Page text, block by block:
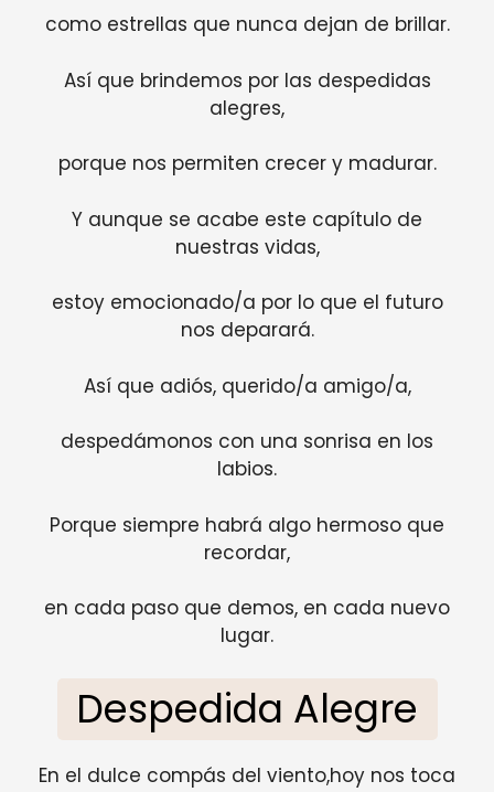
como estrellas que nunca dejan de brillar.
Así que brindemos por las despedidas
alegres,
porque nos permiten crecer y madurar.
Y aunque se acabe este capítulo de
nuestras vidas,
estoy emocionado/a por lo que el futuro
nos deparará.
Así que adiós, querido/a amigo/a,
despedámonos con una sonrisa en los
labios.
Porque siempre habrá algo hermoso que
recordar,
en cada paso que demos, en cada nuevo
lugar.
Despedida Alegre
En el dulce compás del viento,hoy nos toca